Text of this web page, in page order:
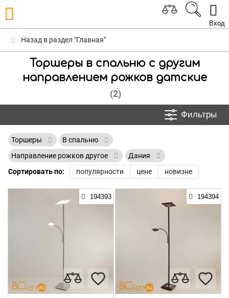
Вход
Назад в раздел "Главная"
Торшеры в спальню с другим
направлением рожков датские
(2)
Фильтры
Торшеры
В спальню
Направление рожков другое
Дания
Сортировать по:
популярности цене новизне
194393 194394